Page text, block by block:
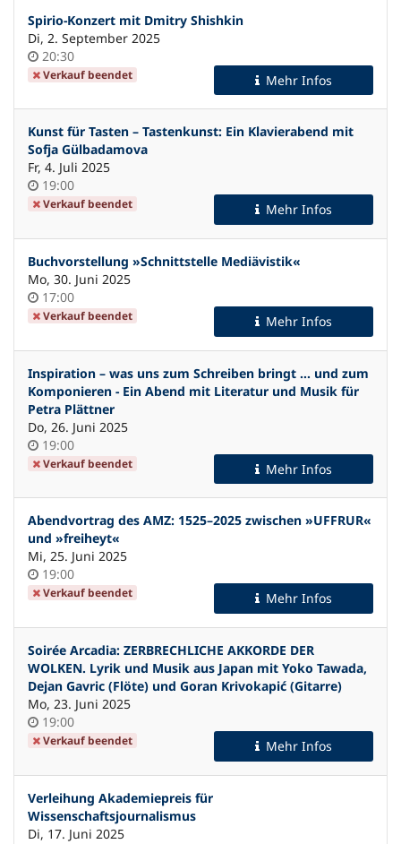
Spirio-Konzert mit Dmitry Shishkin
Di, 2. September 2025
Uhrzeit
20:30
Verkauf beendet Mehr Infos
Kunst für Tasten – Tastenkunst: Ein Klavierabend mit
Sofja Gülbadamova
Fr, 4. Juli 2025
Uhrzeit
19:00
Verkauf beendet Mehr Infos
Buchvorstellung »Schnittstelle Mediävistik«
Mo, 30. Juni 2025
Uhrzeit
17:00
Verkauf beendet Mehr Infos
Inspiration – was uns zum Schreiben bringt … und zum
Komponieren - Ein Abend mit Literatur und Musik für
Petra Plättner
Do, 26. Juni 2025
Uhrzeit
19:00
Verkauf beendet Mehr Infos
Abendvortrag des AMZ: 1525–2025 zwischen »UFFRUR«
und »freiheyt«
Mi, 25. Juni 2025
Uhrzeit
19:00
Verkauf beendet Mehr Infos
Soirée Arcadia: ZERBRECHLICHE AKKORDE DER
WOLKEN. Lyrik und Musik aus Japan mit Yoko Tawada,
Dejan Gavric (Flöte) und Goran Krivokapić (Gitarre)
Mo, 23. Juni 2025
Uhrzeit
19:00
Verkauf beendet Mehr Infos
Verleihung Akademiepreis für
Wissenschaftsjournalismus
Di, 17. Juni 2025